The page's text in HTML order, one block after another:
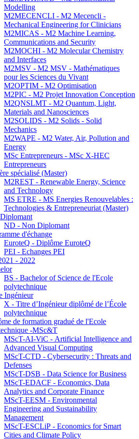
Modelling
M2MECENCLI - M2 Mecencli -
Mechanical Engineering for Clinicians
M2MICAS - M2 Machine Learning,
Communications and Security
M2MOCHI - M2 Molecular Chemistry
and Interfaces
M2MSV - M2 MSV - Mathématiques
pour les Sciences du Vivant
M2OPTIM - M2 Optimisation
M2PIC - M2 Projet Innovation Conception
M2QNSLMT - M2 Quantum, Light,
Materials and Nanosciences
M2SOLIDS - M2 Solids - Solid
Mechanics
M2WAPE - M2 Water, Air, Pollution and
Energy
MSc Entrepreneurs - MSc X-HEC
Entrepreneurs
spécialisé (Master)
M2REST - Renewable Energy, Science
and Technology
MS ETRE - MS Energies Renouvelables :
Technologies & Entrepreneuriat (Master)
ND - Non Diplomant
d'échange
EuroteQ - Diplôme EuroteQ
PEI - Echanges PEI
- 2022
BS - Bachelor of Science de l'Ecole
polytechnique
Ingénieur
X - Titre d’Ingénieur diplômé de l’École
polytechnique
de formation gradué de l'Ecole
-MSc&T
MScT-AI-ViC - Artificial Intelligence and
Advanced Visual Computing
MScT-CTD - Cybersecurity : Threats and
Defenses
MScT-DSB - Data Science for Business
MScT-EDACF - Economics, Data
Analytics and Corporate Finance
MScT-EESM - Environmental
Engineering and Sustainability
Management
MScT-ESCLiP - Economics for Smart
Cities and Climate Policy